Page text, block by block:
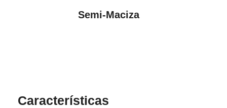
Semi-Maciza
Características